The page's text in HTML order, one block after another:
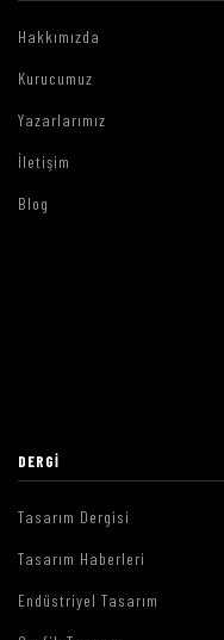
Hakkımızda
Kurucumuz
Yazarlarımız
İletişim
Blog
DERGI
Tasarım Dergisi
Tasarım Haberleri
Endüstriyel Tasarım